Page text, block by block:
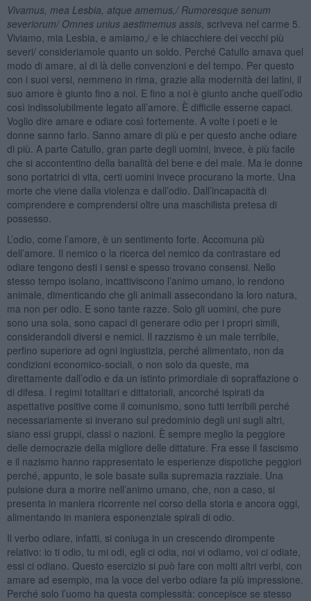
Vivamus, mea Lesbia, atque amemus,/ Rumoresque senum
severiorum/ Omnes unius aestimemus assis, scriveva nel carme 5.
Viviamo, mia Lesbia, e amiamo,/ e le chiacchiere dei vecchi più
severi/ consideriamole quanto un soldo. Perché Catullo amava quel
modo di amare, al di là delle convenzioni e del tempo. Per questo
con i suoi versi, nemmeno in rima, grazie alla modernità dei latini, il
suo amore è giunto fino a noi. E fino a noi è giunto anche quell’odio
così indissolubilmente legato all’amore. È difficile esserne capaci.
Voglio dire amare e odiare così fortemente. A volte i poeti e le
donne sanno farlo. Sanno amare di più e per questo anche odiare
di più. A parte Catullo, gran parte degli uomini, invece, è più facile
che si accontentino della banalità del bene e del male. Ma le donne
sono portatrici di vita, certi uomini invece procurano la morte. Una
morte che viene dalla violenza e dall’odio. Dall’incapacità di
comprendere e comprendersi oltre una maschilista pretesa di
possesso.
L’odio, come l’amore, è un sentimento forte. Accomuna più
dell’amore. Il nemico o la ricerca del nemico da contrastare ed
odiare tengono desti i sensi e spesso trovano consensi. Nello
stesso tempo isolano, incattiviscono l’animo umano, lo rendono
animale, dimenticando che gli animali assecondano la loro natura,
ma non per odio. E sono tante razze. Solo gli uomini, che pure
sono una sola, sono capaci di generare odio per i propri simili,
considerandoli diversi e nemici. Il razzismo è un male terribile,
perfino superiore ad ogni ingiustizia, perché alimentato, non da
condizioni economico-sociali, o non solo da queste, ma
direttamente dall’odio e da un istinto primordiale di sopraffazione o
di difesa. I regimi totalitari e dittatoriali, ancorché ispirati da
aspettative positive come il comunismo, sono tutti terribili perché
necessariamente si inverano sul predominio degli uni sugli altri,
siano essi gruppi, classi o nazioni. È sempre meglio la peggiore
delle democrazie della migliore delle dittature. Fra esse il fascismo
e il nazismo hanno rappresentato le esperienze dispotiche peggiori
perché, appunto, le sole basate sulla supremazia razziale. Una
pulsione dura a morire nell’animo umano, che, non a caso, si
presenta in maniera ricorrente nel corso della storia e ancora oggi,
alimentando in maniera esponenziale spirali di odio.
Il verbo odiare, infatti, si coniuga in un crescendo dirompente
relativo: io ti odio, tu mi odi, egli ci odia, noi vi odiamo, voi ci odiate,
essi ci odiano. Questo esercizio si può fare con molti altri verbi, con
amare ad esempio, ma la voce del verbo odiare fa più impressione.
Perché solo l’uomo ha questa complessità: concepisce se stesso